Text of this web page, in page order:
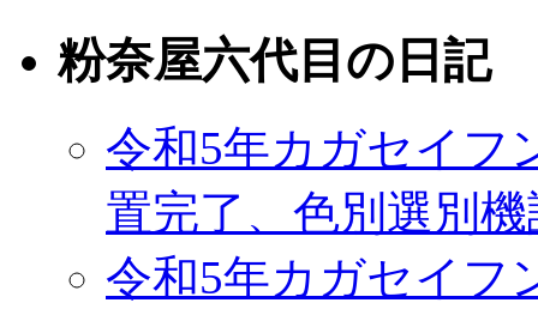
粉奈屋六代目の日記
令和5年カガセイフ
置完了、色別選別
令和5年カガセイフ